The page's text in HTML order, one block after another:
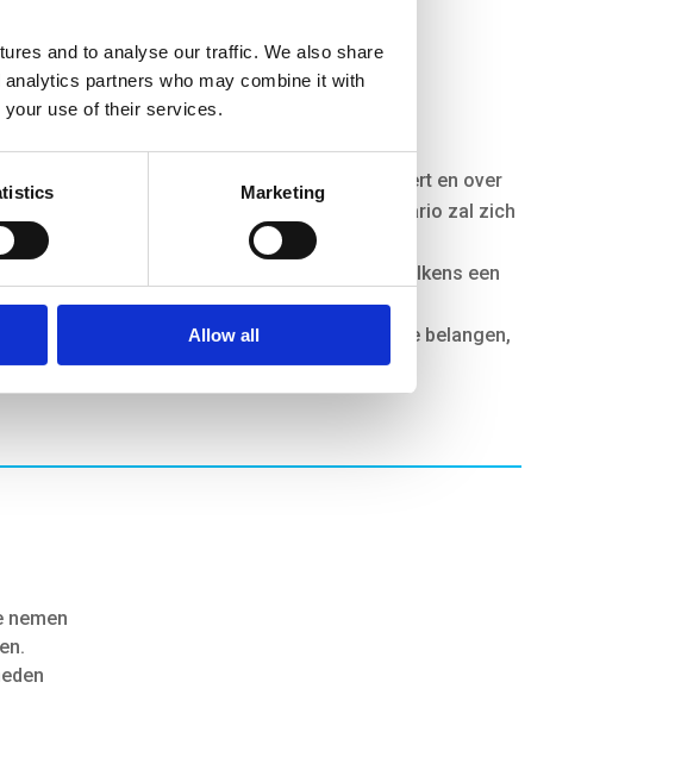
and to analyse our traffic. We also share
partners who may combine it with
your use of their services.
Marketing
Allow all
– Er is onzekerheid over hoe het klimaat verandert en over
op de rivierwaterstanden. Welk scenario zal zich
– Bij de diverse scenario’s past telkens een
gekozen kan worden. Hoe weeg je, met
havensteden, vervoerders) met verschillende belangen,
tot keuzes?
nemen